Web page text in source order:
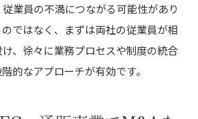
業員の不満につながる可能性があり
ではなく、まずは両社の従業員が相
、徐々に業務プロセスや制度の統合
的なアプローチが有効です。